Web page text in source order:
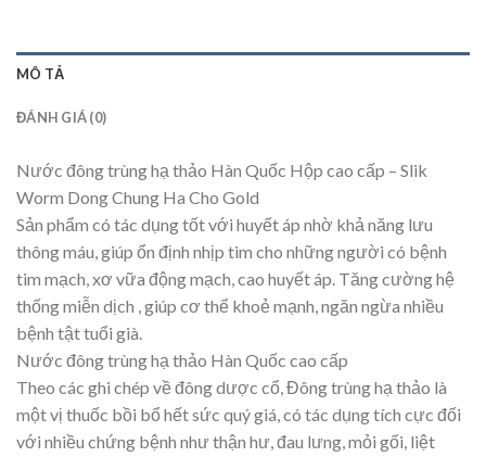
MÔ TẢ
ĐÁNH GIÁ (0)
Nước đông trùng hạ thảo Hàn Quốc Hộp cao cấp – Slik
Worm Dong Chung Ha Cho Gold
Sản phẩm có tác dụng tốt với huyết áp nhờ khả năng lưu
thông máu, giúp ổn định nhịp tim cho những người có bệnh
tim mạch, xơ vữa động mạch, cao huyết áp. Tăng cường hệ
thống miễn dịch , giúp cơ thể khoẻ mạnh, ngăn ngừa nhiều
bệnh tật tuổi già.
Nước đông trùng hạ thảo Hàn Quốc cao cấp
Theo các ghi chép về đông dược cổ, Đông trùng hạ thảo là
một vị thuốc bồi bổ hết sức quý giá, có tác dụng tích cực đối
với nhiều chứng bệnh như thận hư, đau lưng, mỏi gối, liệt